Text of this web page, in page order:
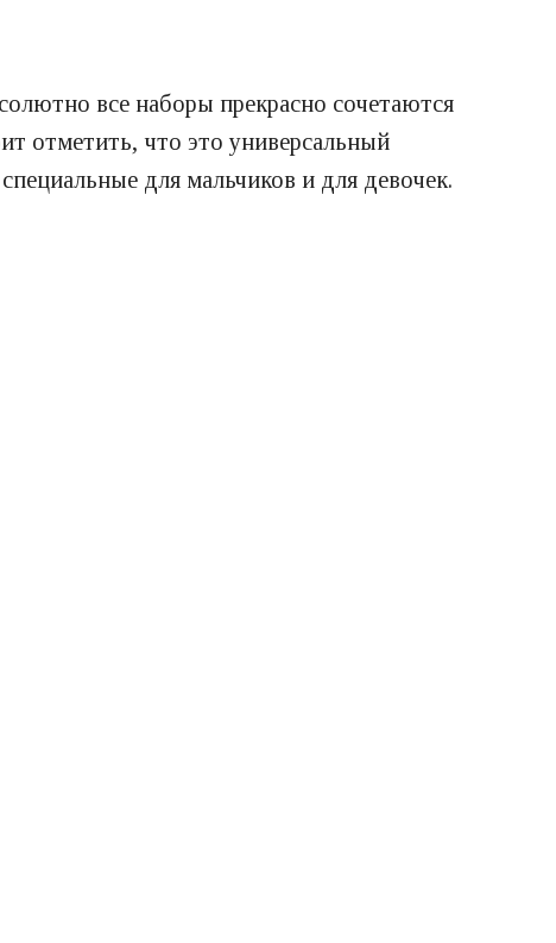
все наборы прекрасно сочетаются
отметить, что это универсальный
для мальчиков и для девочек.